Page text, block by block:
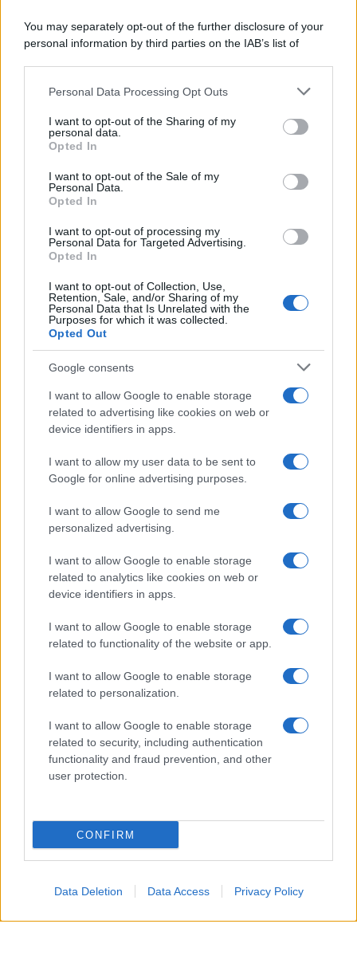
You may separately opt-out of the further disclosure of your
personal information by third parties on the IAB’s list of
This information may also be disclosed by us to third parties
disclose it to other third parties.
Please note that this website/app uses one or more Google
services and may gather and store information including but
not limited to your visit or usage behaviour. You may click to
grant or deny consent to Google and its third-party tags to
consent section.
Personal Data Processing Opt Outs
I want to opt-out of the Sharing of my
personal data.
Opted In
I want to opt-out of the Sale of my
Personal Data.
Opted In
I want to opt-out of processing my
Personal Data for Targeted Advertising.
Opted In
I want to opt-out of Collection, Use,
Retention, Sale, and/or Sharing of my
Personal Data that Is Unrelated with the
Purposes for which it was collected.
Opted Out
Google consents
I want to allow Google to enable storage
related to advertising like cookies on web or
device identifiers in apps.
I want to allow my user data to be sent to
Google for online advertising purposes.
I want to allow Google to send me
personalized advertising.
I want to allow Google to enable storage
related to analytics like cookies on web or
device identifiers in apps.
I want to allow Google to enable storage
related to functionality of the website or app.
I want to allow Google to enable storage
related to personalization.
I want to allow Google to enable storage
related to security, including authentication
functionality and fraud prevention, and other
user protection.
CONFIRM
Data Deletion Data Access Privacy Policy
Lo sapevi che...
conquista con un lago davvero
speciale
fare in un giorno conquista sempre più
viaggiatori
Il 12 agosto il cielo cambierà volto:
l’eclissi che mancava dal 1999 sarà
visibile dall’Italia
CHI
SIAMO
PARTNERSHIP E
© 2026 - VOLOSCONTATO CONSIGLI E DIARI DI VIAGGIO - P.IVA
INFERIORE N. 3/2026 – REG. N. 1894/2026 ISCRIZIONE AL ROC N.
35792 – ISCRITTA ALL’ANSO (ASSOCIAZIONE NAZIONALE STAMPA
ONLINE)
PRIVACY E NOTIFICHE